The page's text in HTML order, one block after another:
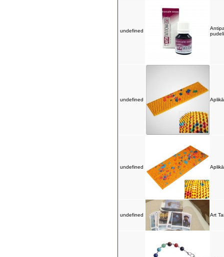
undefined
undefined
undefined
undefined Art